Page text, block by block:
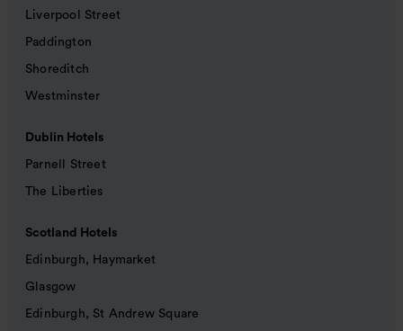
Liverpool Street
Paddington
Shoreditch
Westminster
Dublin Hotels
Parnell Street
The Liberties
Scotland Hotels
Edinburgh, Haymarket
Glasgow
Edinburgh, St Andrew Square